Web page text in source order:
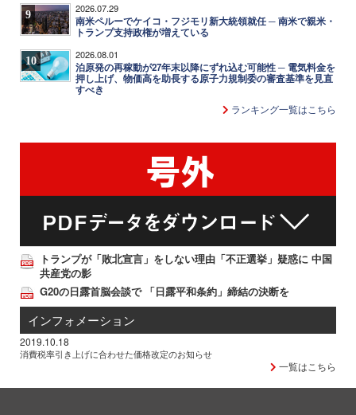
9 2026.07.29
南米ペルーでケイコ・フジモリ新大統領就任 ─ 南米で親米・
トランプ支持政権が増えている
10 2026.08.01
泊原発の再稼動が27年末以降にずれ込む可能性 ─ 電気料金を
押し上げ、物価高を助長する原子力規制委の審査基準を見直
すべき
ランキング一覧はこちら
トランプが「敗北宣言」をしない理由「不正選挙」疑惑に 中国
共産党の影
G20の日露首脳会談で 「日露平和条約」締結の決断を
インフォメーション
2019.10.18
消費税率引き上げに合わせた価格改定のお知らせ
一覧はこちら